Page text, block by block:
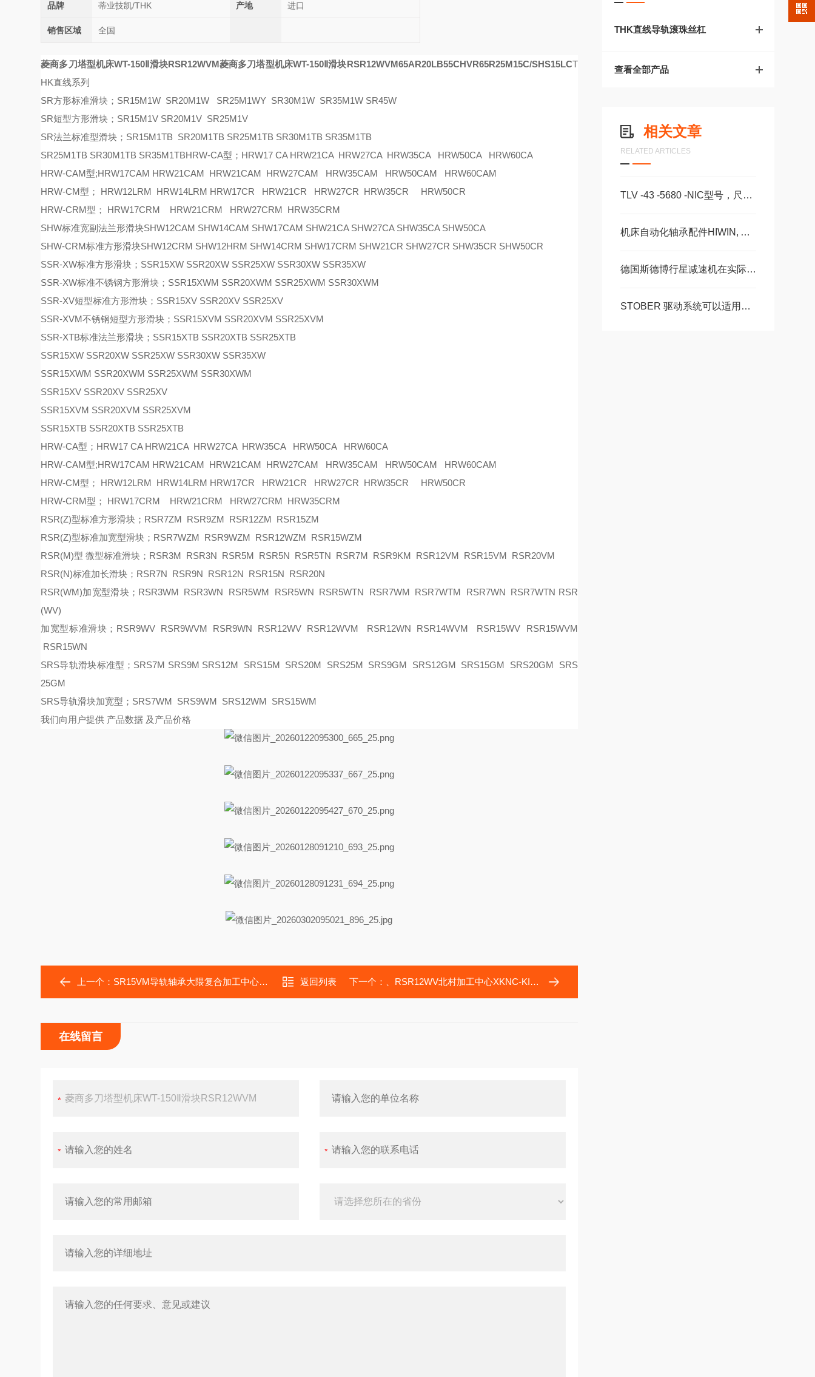
THK直线导轨滚珠丝杠
查看全部产品
相关文章
RELATED ARTICLES
TLV -43 -5680 -NIC型号，尺寸，长度CS -28 -100 -2RS -B -NIC 。
机床自动化轴承配件HIWIN, ABBA, AMT, PMI, TBI滑块导轨丝杠
德国斯德博行星减速机在实际使用过程中的常见问题相应解决方法分享
STOBER 驱动系统可以适用于配合精度高自由扩展 – 方案。 ‍
品牌 蒂业技凯/THK 产地 进口
销售区域 全国
菱商多刀塔型机床WT-150Ⅱ滑块RSR12WVM菱商多刀塔型机床WT-150Ⅱ滑块RSR12WVM65AR20LB55CHVR65R25M15C/SHS15LCT
HK直线系列
SR方形标准滑块；SR15M1W SR20M1W SR25M1WY SR30M1W SR35M1W SR45W
SR短型方形滑块；SR15M1V SR20M1V SR25M1V
SR法兰标准型滑块；SR15M1TB SR20M1TB SR25M1TB SR30M1TB SR35M1TB
SR25M1TB SR30M1TB SR35M1TBHRW-CA型；HRW17 CA HRW21CA HRW27CA HRW35CA HRW50CA HRW60CA
HRW-CAM型;HRW17CAM HRW21CAM HRW21CAM HRW27CAM HRW35CAM HRW50CAM HRW60CAM
HRW-CM型； HRW12LRM HRW14LRM HRW17CR HRW21CR HRW27CR HRW35CR HRW50CR
HRW-CRM型； HRW17CRM HRW21CRM HRW27CRM HRW35CRM
SHW标准宽副法兰形滑块SHW12CAM SHW14CAM SHW17CAM SHW21CA SHW27CA SHW35CA SHW50CA
SHW-CRM标准方形滑块SHW12CRM SHW12HRM SHW14CRM SHW17CRM SHW21CR SHW27CR SHW35CR SHW50CR
SSR-XW标准方形滑块；SSR15XW SSR20XW SSR25XW SSR30XW SSR35XW
SSR-XW标准不锈钢方形滑块；SSR15XWM SSR20XWM SSR25XWM SSR30XWM
SSR-XV短型标准方形滑块；SSR15XV SSR20XV SSR25XV
SSR-XVM不锈钢短型方形滑块；SSR15XVM SSR20XVM SSR25XVM
SSR-XTB标准法兰形滑块；SSR15XTB SSR20XTB SSR25XTB
SSR15XW SSR20XW SSR25XW SSR30XW SSR35XW
SSR15XWM SSR20XWM SSR25XWM SSR30XWM
SSR15XV SSR20XV SSR25XV
SSR15XVM SSR20XVM SSR25XVM
SSR15XTB SSR20XTB SSR25XTB
HRW-CA型；HRW17 CA HRW21CA HRW27CA HRW35CA HRW50CA HRW60CA
HRW-CAM型;HRW17CAM HRW21CAM HRW21CAM HRW27CAM HRW35CAM HRW50CAM HRW60CAM
HRW-CM型； HRW12LRM HRW14LRM HRW17CR HRW21CR HRW27CR HRW35CR HRW50CR
HRW-CRM型； HRW17CRM HRW21CRM HRW27CRM HRW35CRM
RSR(Z)型标准方形滑块；RSR7ZM RSR9ZM RSR12ZM RSR15ZM
RSR(Z)型标准加宽型滑块；RSR7WZM RSR9WZM RSR12WZM RSR15WZM
RSR(M)型 微型标准滑块；RSR3M RSR3N RSR5M RSR5N RSR5TN RSR7M RSR9KM RSR12VM RSR15VM RSR20VM
RSR(N)标准加长滑块；RSR7N RSR9N RSR12N RSR15N RSR20N
RSR(WM)加宽型滑块；RSR3WM RSR3WN RSR5WM RSR5WN RSR5WTN RSR7WM RSR7WTM RSR7WN RSR7WTN RSR
(WV)
加宽型标准滑块； RSR9WV RSR9WVM RSR9WN RSR12WV RSR12WVM RSR12WN RSR14WVM RSR15WV RSR15WVM
RSR15WN
SRS导轨滑块标准型；SRS7M SRS9M SRS12M SRS15M SRS20M SRS25M SRS9GM SRS12GM SRS15GM SRS20GM SRS
25GM
SRS导轨滑块加宽型；SRS7WM SRS9WM SRS12WM SRS15WM
我们向用户提供 产品数据 及产品价格
上一个： SR15VM导轨轴承大隈复合加工中心MULTUSU3000滑块SR15V 返回列表 下一个： 、RSR12WV北村加工中心XKNC-KIRA-VTC40C滑块RSR9WN
在线留言